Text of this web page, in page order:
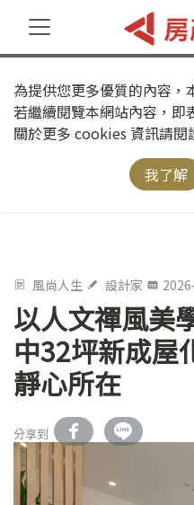
為提供您更多優質的內容，
若繼續閱覽本網站內容，即
關於更多 cookies 資訊請閱
我了解
風尚人生 設計家
以人文禪風美
中32坪新成屋
靜心所在
分享到